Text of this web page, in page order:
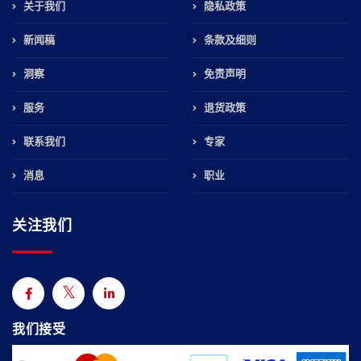
关于我们
新闻稿
洞察
服务
联系我们
消息
隐私政策
条款及细则
免责声明
退货政策
专家
职业
关注我们
我们接受